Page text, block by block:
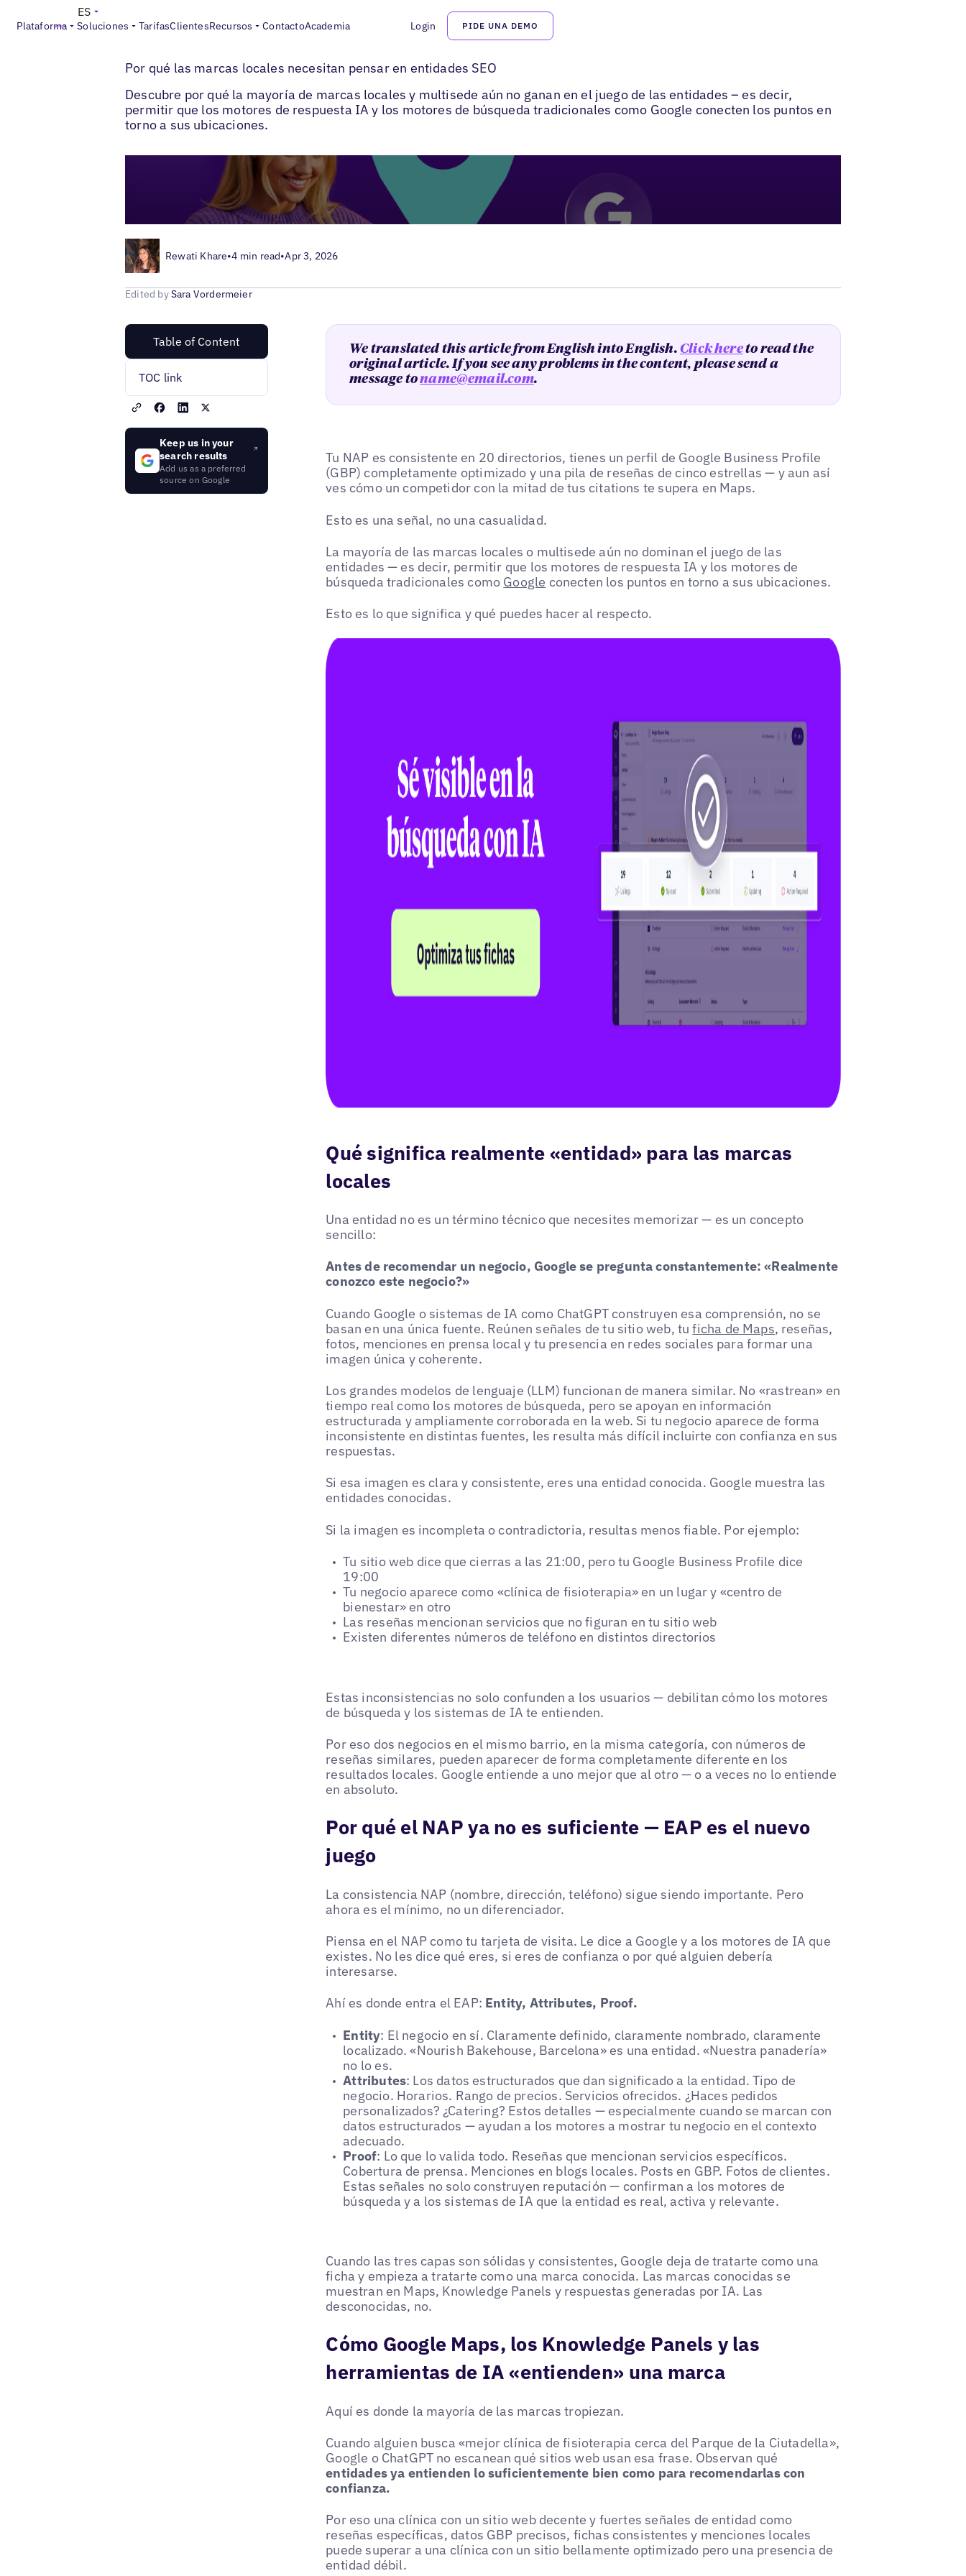
Plataforma Soluciones TarifasClientesRecursos ContactoAcademia Login PIDE UNA DEMO
ES
Blogs > SEO local>
Por qué las marcas locales necesitan pensar en entidades SEO
Descubre por qué la mayoría de marcas locales y multisede aún no ganan en el juego de las entidades – es decir,
permitir que los motores de respuesta IA y los motores de búsqueda tradicionales como Google conecten los puntos en
torno a sus ubicaciones.
Rewati Khare•4 min read•Apr 3, 2026
Edited bySara Vordermeier
Table of Content
TOC link
Keep us in your
search results
Add us as a preferred
source on Google
We translated this article from English into English. Click hereto read the
original article. If you see any problems in the content, please send a
message toname@email.com.
Tu NAP es consistente en 20 directorios, tienes un perfil de Google Business Profile
(GBP) completamente optimizado y una pila de reseñas de cinco estrellas — y aun así
ves cómo un competidor con la mitad de tus citations te supera en Maps.
Esto es una señal, no una casualidad.
La mayoría de las marcas locales o multisede aún no dominan el juego de las
entidades — es decir, permitir que los motores de respuesta IA y los motores de
búsqueda tradicionales como Google conecten los puntos en torno a sus ubicaciones.
Esto es lo que significa y qué puedes hacer al respecto.
Qué significa realmente «entidad» para las marcas
locales
Una entidad no es un término técnico que necesites memorizar — es un concepto
sencillo:
Antes de recomendar un negocio, Google se pregunta constantemente: «Realmente
conozco este negocio?»
Cuando Google o sistemas de IA como ChatGPT construyen esa comprensión, no se
basan en una única fuente. Reúnen señales de tu sitio web, tuficha de Maps, reseñas,
fotos, menciones en prensa local y tu presencia en redes sociales para formar una
imagen única y coherente.
Los grandes modelos de lenguaje (LLM) funcionan de manera similar. No «rastrean» en
tiempo real como los motores de búsqueda, pero se apoyan en información
estructurada y ampliamente corroborada en la web. Si tu negocio aparece de forma
inconsistente en distintas fuentes, les resulta más difícil incluirte con confianza en sus
respuestas.
Si esa imagen es clara y consistente, eres una entidad conocida. Google muestra las
entidades conocidas.
Si la imagen es incompleta o contradictoria, resultas menos fiable. Por ejemplo:
Tu sitio web dice que cierras a las 21:00, pero tu Google Business Profile dice
19:00
Tu negocio aparece como «clínica de fisioterapia» en un lugar y «centro de
bienestar» en otro
Las reseñas mencionan servicios que no figuran en tu sitio web
Existen diferentes números de teléfono en distintos directorios
Estas inconsistencias no solo confunden a los usuarios — debilitan cómo los motores
de búsqueda y los sistemas de IA te entienden.
Por eso dos negocios en el mismo barrio, en la misma categoría, con números de
reseñas similares, pueden aparecer de forma completamente diferente en los
resultados locales. Google entiende a uno mejor que al otro — o a veces no lo entiende
en absoluto.
Por qué el NAP ya no es suficiente — EAP es el nuevo
juego
La consistencia NAP (nombre, dirección, teléfono) sigue siendo importante. Pero
ahora es el mínimo, no un diferenciador.
Piensa en el NAP como tu tarjeta de visita. Le dice a Google y a los motores de IA que
existes. No les dice qué eres, si eres de confianza o por qué alguien debería
interesarse.
Ahí es donde entra el EAP: Entity, Attributes, Proof.
Entity: El negocio en sí. Claramente definido, claramente nombrado, claramente
localizado. «Nourish Bakehouse, Barcelona» es una entidad. «Nuestra panadería»
no lo es.
Attributes: Los datos estructurados que dan significado a la entidad. Tipo de
negocio. Horarios. Rango de precios. Servicios ofrecidos. ¿Haces pedidos
personalizados? ¿Catering? Estos detalles — especialmente cuando se marcan con
datos estructurados — ayudan a los motores a mostrar tu negocio en el contexto
adecuado.
Proof: Lo que lo valida todo. Reseñas que mencionan servicios específicos.
Cobertura de prensa. Menciones en blogs locales. Posts en GBP. Fotos de clientes.
Estas señales no solo construyen reputación — confirman a los motores de
búsqueda y a los sistemas de IA que la entidad es real, activa y relevante.
Cuando las tres capas son sólidas y consistentes, Google deja de tratarte como una
ficha y empieza a tratarte como una marca conocida. Las marcas conocidas se
muestran en Maps, Knowledge Panels y respuestas generadas por IA. Las
desconocidas, no.
Cómo Google Maps, los Knowledge Panels y las
herramientas de IA «entienden» una marca
Aquí es donde la mayoría de las marcas tropiezan.
Cuando alguien busca «mejor clínica de fisioterapia cerca del Parque de la Ciutadella»,
Google o ChatGPT no escanean qué sitios web usan esa frase. Observan qué
entidades ya entienden lo suficientemente bien como para recomendarlas con
confianza.
Por eso una clínica con un sitio web decente y fuertes señales de entidad como
reseñas específicas, datos GBP precisos, fichas consistentes y menciones locales
puede superar a una clínica con un sitio bellamente optimizado pero una presencia de
entidad débil.